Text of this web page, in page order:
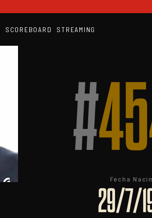
SCOREBOARD STREAMING
#
Fecha
29/7/